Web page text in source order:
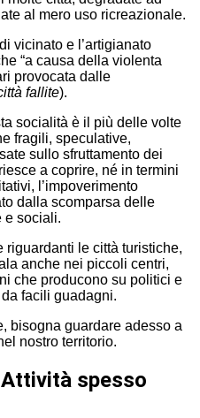
al mero uso ricreazionale.
vicinato e l’artigianato
“a causa della violenta
provocata dalle
fallite).
socialità è il più delle volte
fragili, speculative,
sullo sfruttamento dei
a coprire, né in termini
l’impoverimento
dalla scomparsa delle
e sociali.
riguardanti le città turistiche,
anche nei piccoli centri,
che producono su politici e
facili guadagni.
bisogna guardare adesso a
nostro territorio.
spesso